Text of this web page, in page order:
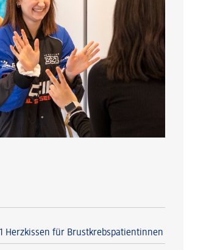
Herzkissen für Brustkrebspatientinnen